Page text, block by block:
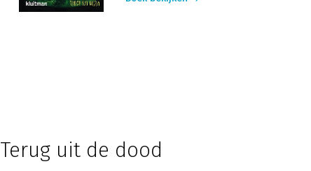
Terug uit de dood